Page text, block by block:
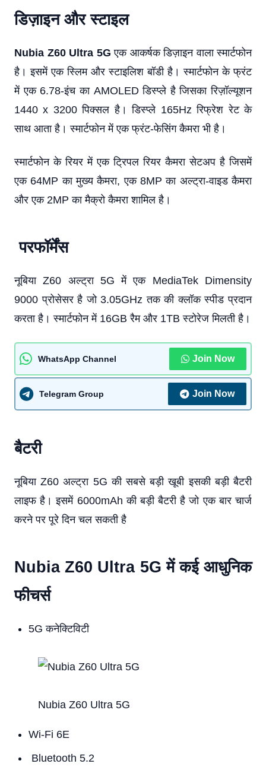
डिज़ाइन और स्टाइल
Nubia Z60 Ultra 5G एक आकर्षक डिज़ाइन वाला स्मार्टफोन
है। इसमें एक स्लिम और स्टाइलिश बॉडी है। स्मार्टफोन के फ्रंट
में एक 6.78-इंच का AMOLED डिस्प्ले है जिसका रिज़ॉल्यूशन
1440 x 3200 पिक्सल है। डिस्प्ले 165Hz रिफ्रेश रेट के
साथ आता है। स्मार्टफोन में एक फ्रंट-फेसिंग कैमरा भी है।
स्मार्टफोन के रियर में एक ट्रिपल रियर कैमरा सेटअप है जिसमें
एक 64MP का मुख्य कैमरा, एक 8MP का अल्ट्रा-वाइड कैमरा
और एक 2MP का मैक्रो कैमरा शामिल है।
परफॉर्मेंस
नूबिया Z60 अल्ट्रा 5G में एक MediaTek Dimensity
9000 प्रोसेसर है जो 3.05GHz तक की क्लॉक स्पीड प्रदान
करता है। स्मार्टफोन में 16GB रैम और 1TB स्टोरेज मिलती है।
WhatsApp Channel Join Now
Telegram Group Join Now
बैटरी
नूबिया Z60 अल्ट्रा 5G की सबसे बड़ी खूबी इसकी बड़ी बैटरी
लाइफ है। इसमें 6000mAh की बड़ी बैटरी है जो एक बार चार्ज
करने पर पूरे दिन चल सकती है
Nubia Z60 Ultra 5G में कई आधुनिक
फीचर्स
5G कनेक्टिविटी
Nubia Z60 Ultra 5G
Wi-Fi 6E
Bluetooth 5.2